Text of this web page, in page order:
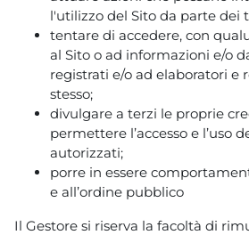
l'utilizzo del Sito da parte dei
tentare di accedere, con
al Sito o ad informazioni e/o
registrati e/o ad elaboratori e
stesso;
divulgare a terzi le proprie
permettere l’accesso e l’uso
autorizzati;
porre in essere
e all’ordine pubblico
Il Gestore si riserva la facoltà di